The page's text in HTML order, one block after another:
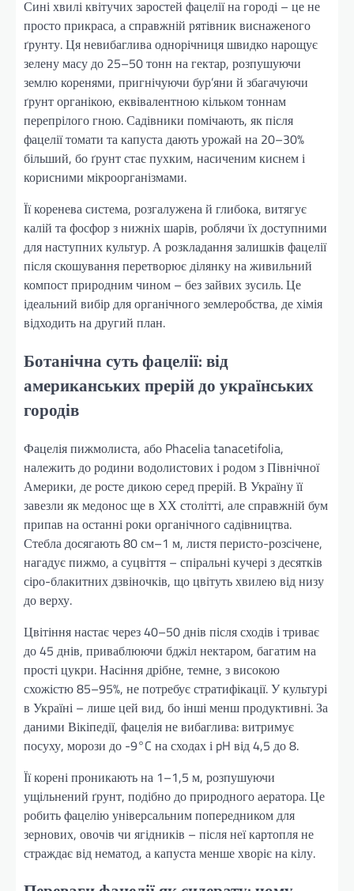
Сині хвилі квітучих заростей фацелії на городі – це не
просто прикраса, а справжній рятівник виснаженого
ґрунту. Ця невибаглива однорічниця швидко нарощує
зелену масу до 25–50 тонн на гектар, розпушуючи
землю коренями, пригнічуючи бур’яни й збагачуючи
ґрунт органікою, еквівалентною кільком тоннам
перепрілого гною. Садівники помічають, як після
фацелії томати та капуста дають урожай на 20–30%
більший, бо ґрунт стає пухким, насиченим киснем і
корисними мікроорганізмами.
Її коренева система, розгалужена й глибока, витягує
калій та фосфор з нижніх шарів, роблячи їх доступними
для наступних культур. А розкладання залишків фацелії
після скошування перетворює ділянку на живильний
компост природним чином – без зайвих зусиль. Це
ідеальний вибір для органічного землеробства, де хімія
відходить на другий план.
Ботанічна суть фацелії: від
американських прерій до українських
городів
Фацелія пижмолиста, або Phacelia tanacetifolia,
належить до родини водолистових і родом з Північної
Америки, де росте дикою серед прерій. В Україну її
завезли як медонос ще в ХХ столітті, але справжній бум
припав на останні роки органічного садівництва.
Стебла досягають 80 см–1 м, листя перисто-розсічене,
нагадує пижмо, а суцвіття – спіральні кучері з десятків
сіро-блакитних дзвіночків, що цвітуть хвилею від низу
до верху.
Цвітіння настає через 40–50 днів після сходів і триває
до 45 днів, приваблюючи бджіл нектаром, багатим на
прості цукри. Насіння дрібне, темне, з високою
схожістю 85–95%, не потребує стратифікації. У культурі
в Україні – лише цей вид, бо інші менш продуктивні. За
даними Вікіпедії, фацелія не вибаглива: витримує
посуху, морози до -9°C на сходах і pH від 4,5 до 8.
Її корені проникають на 1–1,5 м, розпушуючи
ущільнений ґрунт, подібно до природного аератора. Це
робить фацелію універсальним попередником для
зернових, овочів чи ягідників – після неї картопля не
страждає від нематод, а капуста менше хворіє на кілу.